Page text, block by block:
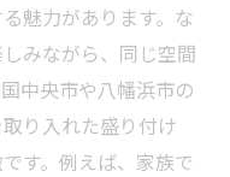
魅力があります。な
みながら、同じ空間
中央市や八幡浜市の
り入れた盛り付け
す。例えば、家族で